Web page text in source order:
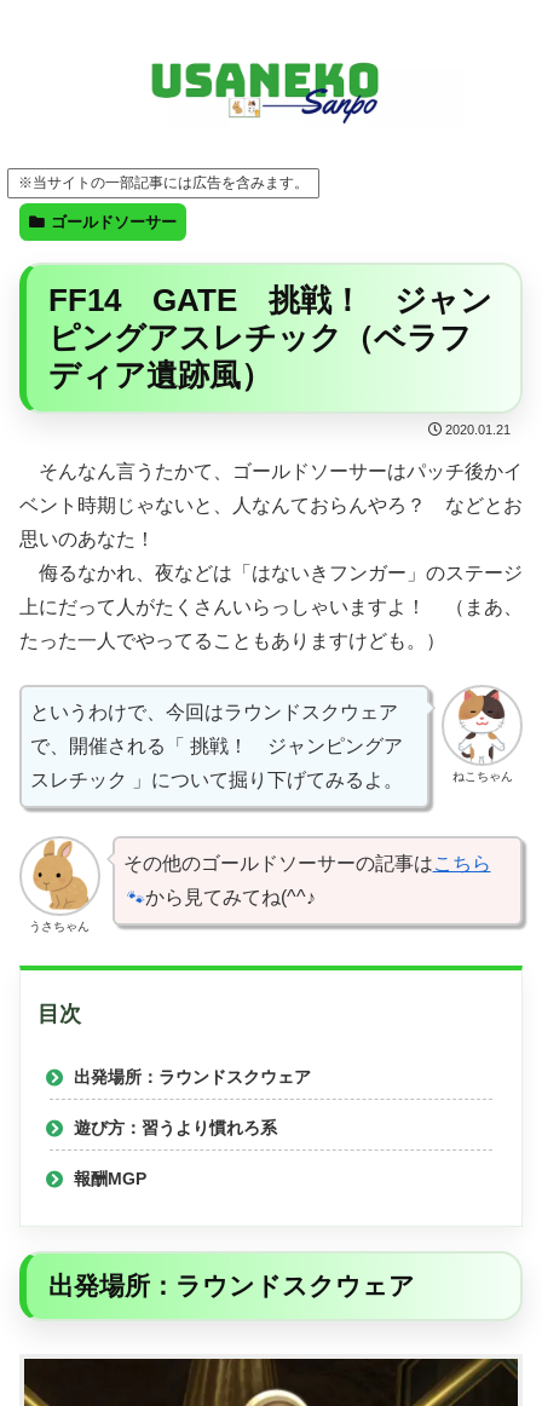
※当サイトの一部記事には広告を含みます。
ゴールドソーサー
FF14 GATE 挑戦！ ジャン
ピングアスレチック（ベラフ
ディア遺跡風）
2020.01.21
そんなん言うたかて、ゴールドソーサーはパッチ後かイ
ベント時期じゃないと、人なんておらんやろ？ などとお
思いのあなた！
侮るなかれ、夜などは「はないきフンガー」のステージ
上にだって人がたくさんいらっしゃいますよ！ （まあ、
たった一人でやってることもありますけども。）
ねこちゃん
というわけで、今回はラウンドスクウェア
で、開催される「 挑戦！ ジャンピングア
スレチック 」について掘り下げてみるよ。
うさちゃん
その他のゴールドソーサーの記事はこちら
から見てみてね(^^♪
目次
出発場所：ラウンドスクウェア
遊び方：習うより慣れろ系
報酬MGP
出発場所：ラウンドスクウェア